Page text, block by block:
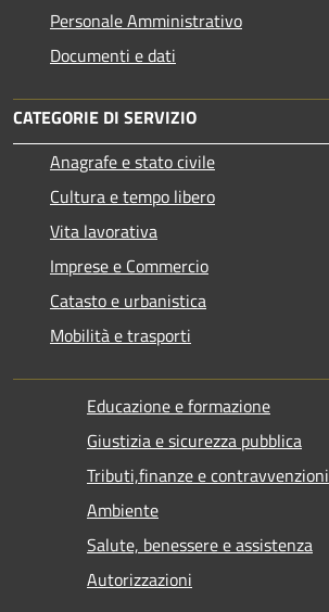
Personale Amministrativo
Documenti e dati
CATEGORIE DI SERVIZIO
Anagrafe e stato civile
Cultura e tempo libero
Vita lavorativa
Imprese e Commercio
Catasto e urbanistica
Mobilità e trasporti
Educazione e formazione
Giustizia e sicurezza pubblica
Tributi,finanze e contravvenzioni
Ambiente
Salute, benessere e assistenza
Autorizzazioni